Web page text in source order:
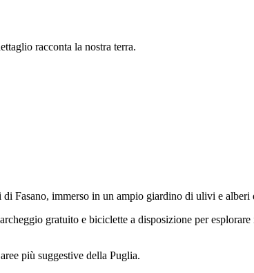
racconta la nostra terra.
Fasano, immerso in un ampio giardino di ulivi e
gratuito e biciclette a disposizione per
più suggestive della Puglia.